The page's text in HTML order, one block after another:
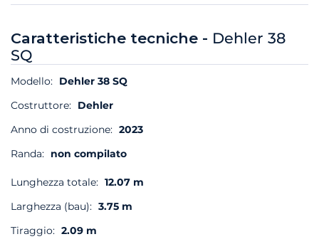
Caratteristiche tecniche - Dehler 38
SQ
Modello: Dehler 38 SQ
Costruttore: Dehler
Anno di costruzione: 2023
Randa: non compilato
Lunghezza totale: 12.07 m
Larghezza (bau): 3.75 m
Tiraggio: 2.09 m